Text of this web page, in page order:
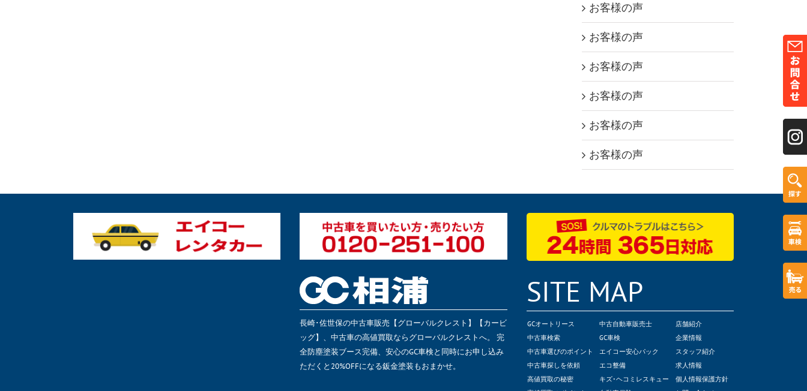
お客様の声
お客様の声
お客様の声
お客様の声
お客様の声
お客様の声
長崎･佐世保の中古車販売【グローバルクレスト】【カービ
ッグ】、中古車の高値買取ならグローバルクレストへ。 完
全防塵塗装ブース完備、安心のGC車検と同時にお申し込み
ただくと20%OFFになる鈑金塗装もおまかせ。
SITE MAP
GCオートリース
中古車検索
中古車選びのポイント
中古車探しを依頼
高値買取の秘密
中古自動車販売士
GC車検
エイコー安心パック
エコ整備
キズ･ヘコミレスキュー
店舗紹介
企業情報
スタッフ紹介
求人情報
個人情報保護方針